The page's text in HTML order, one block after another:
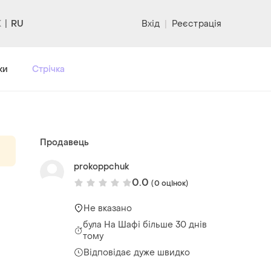
RU Вхід | Реєстрація
Стрічка
Продавець
prokoppchuk
0.0 (0 оцінок)
Не вказано
була На Шафі більше 30 днів
тому
Відповідає дуже швидко